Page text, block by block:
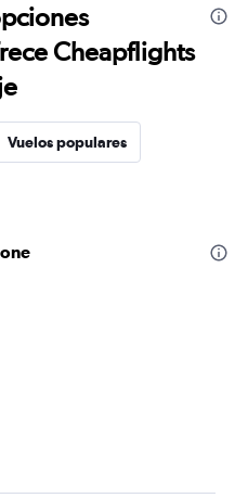
Cheapflights
Vuelos populares